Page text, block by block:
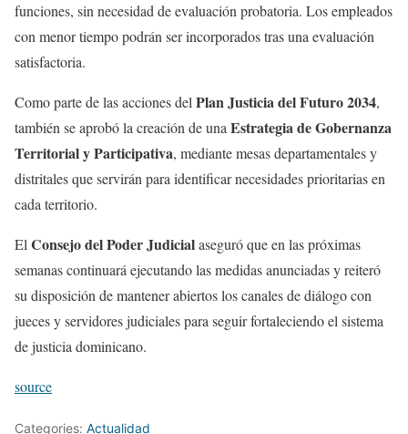
funciones, sin necesidad de evaluación probatoria. Los empleados
con menor tiempo podrán ser incorporados tras una evaluación
satisfactoria.
Como parte de las acciones del Plan Justicia del Futuro 2034,
también se aprobó la creación de una Estrategia de Gobernanza
Territorial y Participativa, mediante mesas departamentales y
distritales que servirán para identificar necesidades prioritarias en
cada territorio.
El Consejo del Poder Judicialaseguró que en las próximas
semanas continuará ejecutando las medidas anunciadas y reiteró
su disposición de mantener abiertos los canales de diálogo con
jueces y servidores judiciales para seguir fortaleciendo el sistema
de justicia dominicano.
source
Categories: Actualidad